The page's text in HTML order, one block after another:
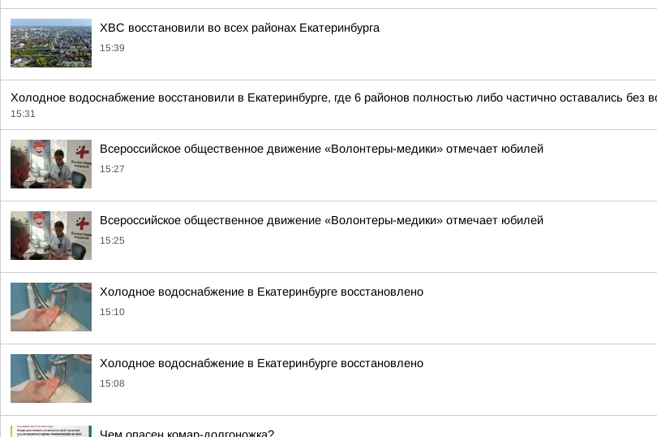
ХВС восстановили во всех районах Екатеринбурга
15:39
Холодное водоснабжение восстановили в Екатеринбурге, где 6 районов полностью либо частично оставались
15:31
Всероссийское общественное движение «Волонтеры-медики» отмечает юбилей
15:27
Всероссийское общественное движение «Волонтеры-медики» отмечает юбилей
15:25
Холодное водоснабжение в Екатеринбурге восстановлено
15:10
Холодное водоснабжение в Екатеринбурге восстановлено
15:08